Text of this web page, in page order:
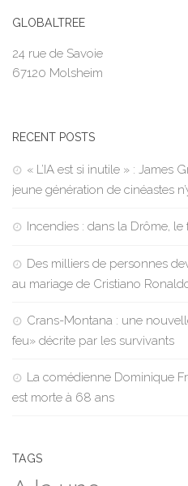
GLOBALTREE
24 rue de Savoie
67120 Molsheim
RECENT POSTS
« L’IA est si inutile » : James
jeune génération de cinéastes
Incendies : dans la Drôme, le
Des milliers de personnes
au mariage de Cristiano
Crans-Montana : une
feu» décrite par les survivants
La comédienne Dominique
est morte à 68 ans
TAGS